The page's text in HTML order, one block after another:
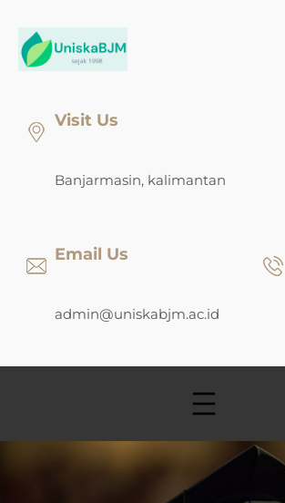
content
Visit Us
Banjarmasin, kalimantan
Email Us
admin@uniskabjm.ac.id